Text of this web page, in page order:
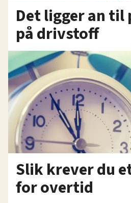
Det ligger an til
på drivstoff
Slik krever du
for overtid